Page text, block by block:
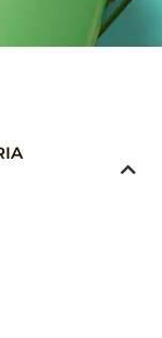
Resíduos -